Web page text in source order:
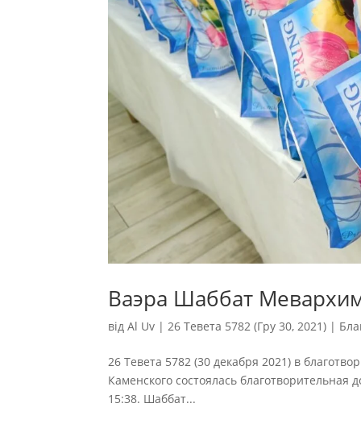
Ваэра Шаббат
відAl Uv | 26 Тевета 5782 (Гру 30, 2021) |
26 Тевета 5782 (30 декабря 2021) в
Каменского состоялась
15:38. Шаббат...